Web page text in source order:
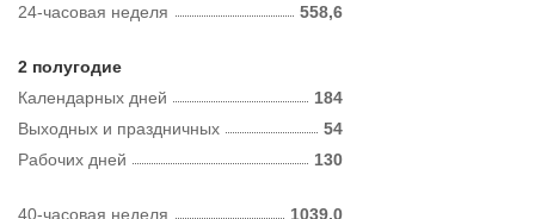
24-часовая неделя
558,6
2 полугодие
Календарных дней
184
Рабочих дней 130
Выходных и праздничных 54
40-часовая неделя
1039,0